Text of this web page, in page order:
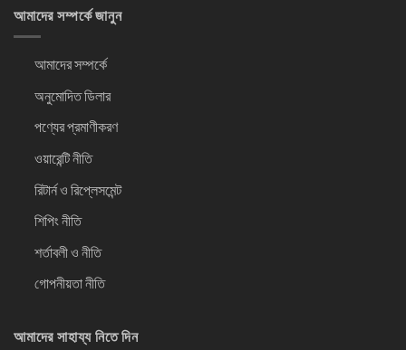
আমাদের সম্পর্কে জানুন
আমাদের সম্পর্কে
অনুমোদিত ডিলার
পণ্যের প্রমাণীকরণ
ওয়ারেন্টি নীতি
রিটার্ন ও রিপ্লেসমেন্ট
শিপিং নীতি
শর্তাবলী ও নীতি
গোপনীয়তা নীতি
আমাদের সাহায্য নিতে দিন